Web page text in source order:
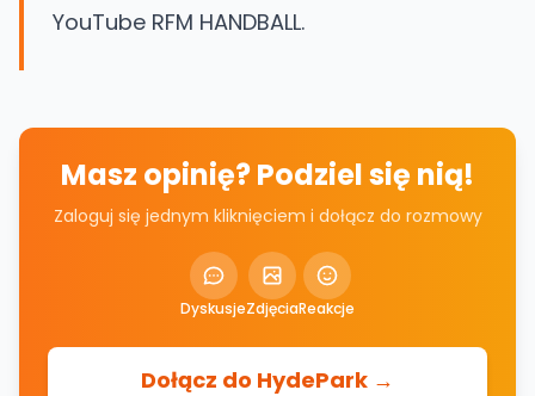
YouTube RFM HANDBALL.
Masz opinię? Podziel się nią!
Zaloguj się jednym kliknięciem i dołącz do rozmowy
DyskusjeZdjęciaReakcje
Dołącz do HydePark →